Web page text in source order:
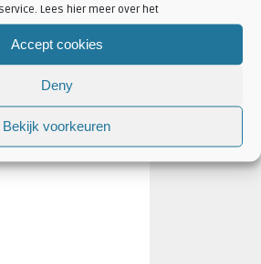
Lees hier meer over het
Accept cookies
Deny
Bekijk voorkeuren
rozengeur en
met Noa’
Vaesen